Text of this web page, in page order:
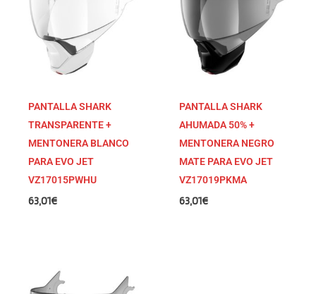
PANTALLA SHARK
TRANSPARENTE +
MENTONERA BLANCO
PARA EVO JET
VZ17015PWHU
63,01€
PANTALLA SHARK
AHUMADA 50% +
MENTONERA NEGRO
MATE PARA EVO JET
VZ17019PKMA
63,01€